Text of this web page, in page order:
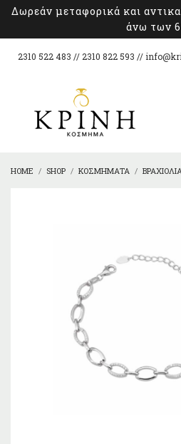
Δωρεάν μεταφορικά και
άνω των
2310 522 483 // 2310 822 593 //
HOME SHOP ΚΟΣΜΉΜΑΤΑ